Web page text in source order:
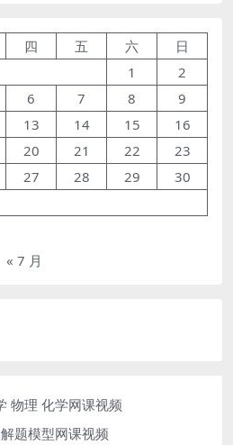
四 五 六
日
1
2
6 7 8
9
13 14 15
16
20 21 22
23
27 28 29
30
« 7 月
物理 化学网课视频
题模型网课视频